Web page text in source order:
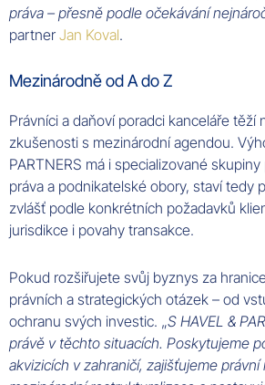
práva – přesně podle očekávání
partner Jan Koval.
Mezinárodně od A do Z
Právníci a daňoví poradci kanceláře těží
zkušenosti s mezinárodní agendou.
PARTNERS má i specializované
práva a podnikatelské obory, staví tedy
zvlášť podle konkrétních požadavků
jurisdikce i povahy transakce.
Pokud rozšiřujete svůj byznys za
právních a strategických otázek – od
ochranu svých investic. „S HAVEL &
právě v těchto situacích. Poskytujeme
akvizicích v zahraničí, zajišťujeme právní